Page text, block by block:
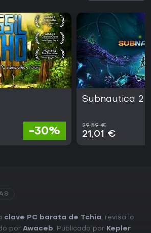
-30%
Subnautica 2
29,59 €
21,01 €
clave PC barata de Tchia, revisa lo
por Awaceb. Publicado por Kepler